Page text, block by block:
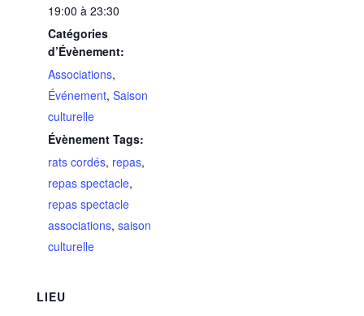
19:00 à 23:30
Catégories
d’Évènement:
Associations,
Événement, Saison
culturelle
Évènement Tags:
rats cordés, repas,
repas spectacle,
repas spectacle
associations, saison
culturelle
LIEU